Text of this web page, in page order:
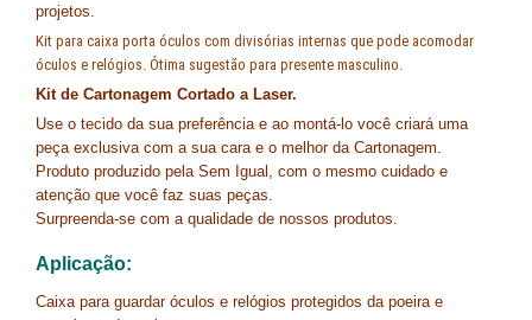
projetos.
Kit para caixa porta óculos com divisórias internas que pode acomodar
óculos e relógios. Ótima sugestão para presente masculino.
Kit de Cartonagem Cortado a Laser.
Use o tecido da sua preferência e ao montá-lo você criará uma
peça exclusiva com a sua cara e o melhor da Cartonagem.
Produto produzido pela Sem Igual, com o mesmo cuidado e
atenção que você faz suas peças.
Surpreenda-se com a qualidade de nossos produtos.
Aplicação:
Caixa para guardar óculos e relógios protegidos da poeira e